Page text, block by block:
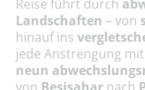
Reise führt durch
Landschaften – von
hinauf ins
jede Anstrengung mit
neun